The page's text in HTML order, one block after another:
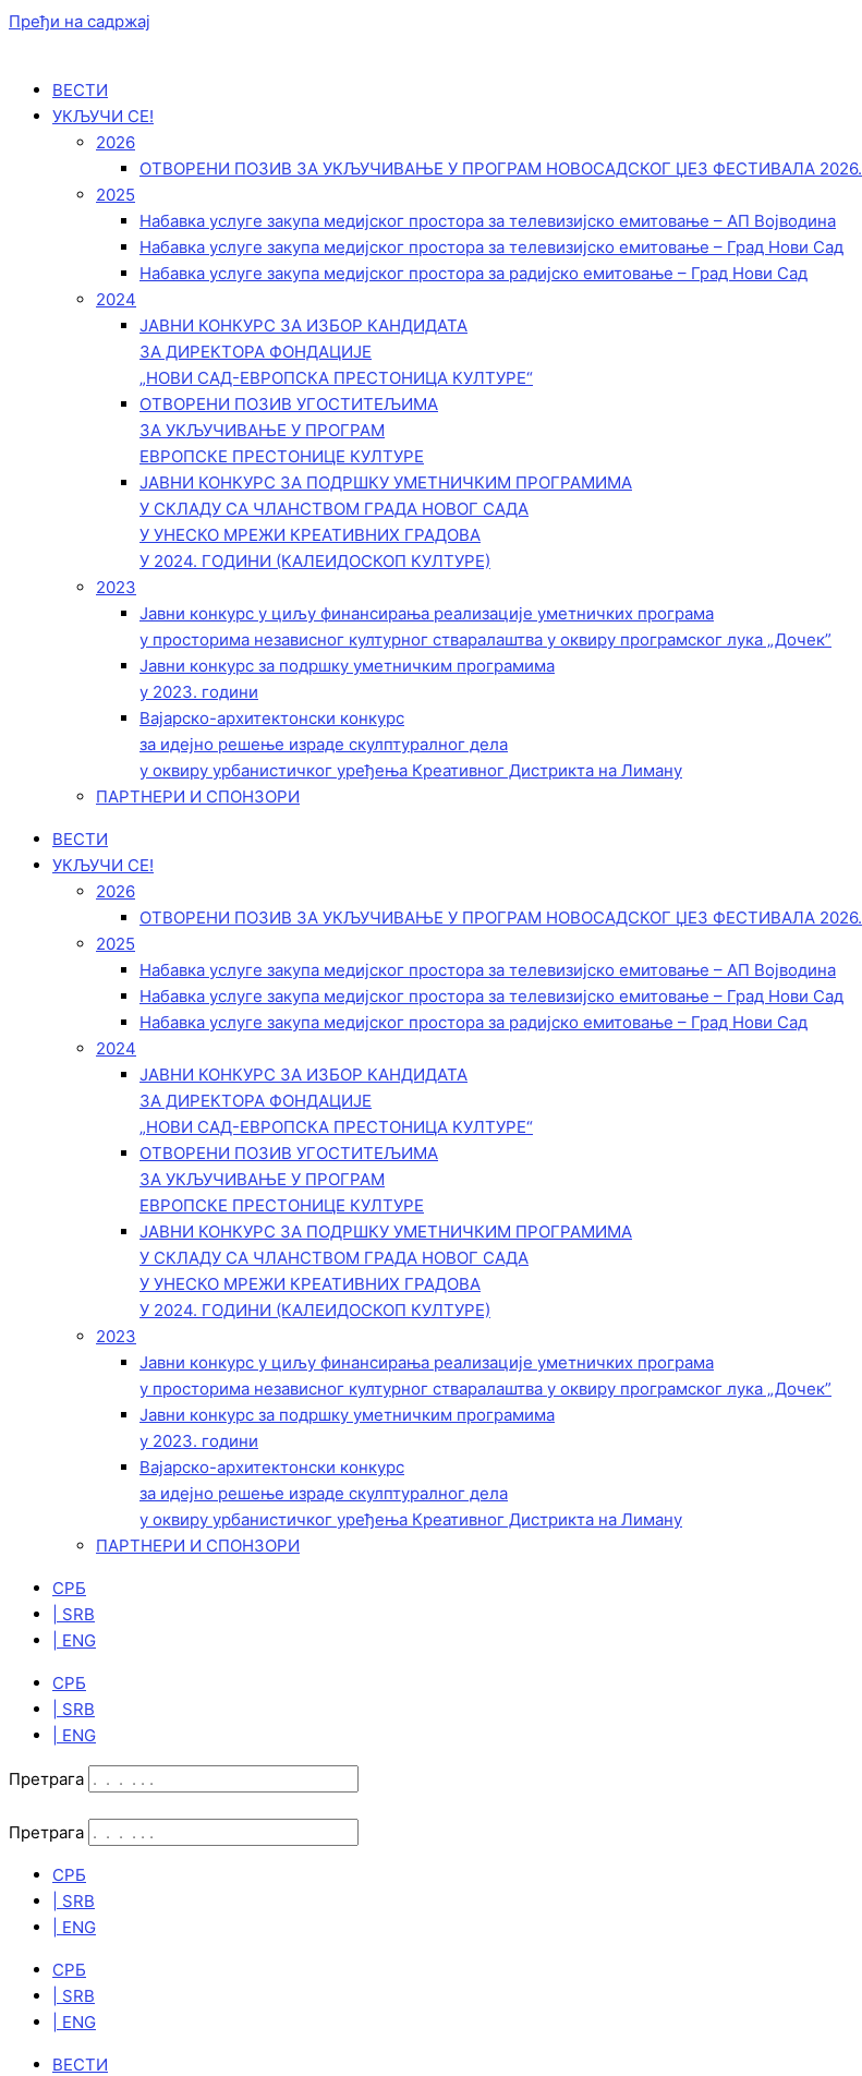
Пређи на садржај
ВЕСТИ
УКЉУЧИ СЕ!
2026
ОТВОРЕНИ ПОЗИВ ЗА УКЉУЧИВАЊЕ У ПРОГРАМ НОВОСАДСКОГ ЏЕЗ ФЕСТИВАЛА 2026.
2025
Набавка услуге закупа медијског простора за телевизијско емитовање – АП Војводинa
Набавка услуге закупа медијског простора за телевизијско емитовање – Град Нови Сад
Набавка услуге закупа медијског простора за радијско емитовање – Град Нови Сад
2024
ЈАВНИ КОНКУРС ЗА ИЗБОР КАНДИДАТА
ЗА ДИРЕКТОРА ФОНДАЦИЈЕ
„НОВИ САД-ЕВРОПСКА ПРЕСТОНИЦА КУЛТУРЕ“
ОТВОРЕНИ ПОЗИВ УГОСТИТЕЉИМА
ЗА УКЉУЧИВАЊЕ У ПРОГРАМ
ЕВРОПСКЕ ПРЕСТОНИЦЕ КУЛТУРЕ
ЈАВНИ КОНКУРС ЗА ПОДРШКУ УМЕТНИЧКИМ ПРОГРАМИМА
У СКЛАДУ СА ЧЛАНСТВОМ ГРАДА НОВОГ САДА
У УНЕСКО МРЕЖИ КРЕАТИВНИХ ГРАДОВА
У 2024. ГОДИНИ (КАЛЕИДОСКОП КУЛТУРЕ)
2023
Јавни конкурс у циљу финансирања реализације уметничких програма
у просторима независног културног стваралаштва у оквиру програмског лука „Дочек”
Јавни конкурс за подршку уметничким програмима
у 2023. години
Вајарско-архитектонски конкурс
за идејно решење израде скулптуралног дела
у оквиру урбанистичког уређења Креативног Дистрикта на Лиману
ПАРТНЕРИ И СПОНЗОРИ
ВЕСТИ
УКЉУЧИ СЕ!
2026
ОТВОРЕНИ ПОЗИВ ЗА УКЉУЧИВАЊЕ У ПРОГРАМ НОВОСАДСКОГ ЏЕЗ ФЕСТИВАЛА 2026.
2025
Набавка услуге закупа медијског простора за телевизијско емитовање – АП Војводинa
Набавка услуге закупа медијског простора за телевизијско емитовање – Град Нови Сад
Набавка услуге закупа медијског простора за радијско емитовање – Град Нови Сад
2024
ЈАВНИ КОНКУРС ЗА ИЗБОР КАНДИДАТА
ЗА ДИРЕКТОРА ФОНДАЦИЈЕ
„НОВИ САД-ЕВРОПСКА ПРЕСТОНИЦА КУЛТУРЕ“
ОТВОРЕНИ ПОЗИВ УГОСТИТЕЉИМА
ЗА УКЉУЧИВАЊЕ У ПРОГРАМ
ЕВРОПСКЕ ПРЕСТОНИЦЕ КУЛТУРЕ
ЈАВНИ КОНКУРС ЗА ПОДРШКУ УМЕТНИЧКИМ ПРОГРАМИМА
У СКЛАДУ СА ЧЛАНСТВОМ ГРАДА НОВОГ САДА
У УНЕСКО МРЕЖИ КРЕАТИВНИХ ГРАДОВА
У 2024. ГОДИНИ (КАЛЕИДОСКОП КУЛТУРЕ)
2023
Јавни конкурс у циљу финансирања реализације уметничких програма
у просторима независног културног стваралаштва у оквиру програмског лука „Дочек”
Јавни конкурс за подршку уметничким програмима
у 2023. години
Вајарско-архитектонски конкурс
за идејно решење израде скулптуралног дела
у оквиру урбанистичког уређења Креативног Дистрикта на Лиману
ПАРТНЕРИ И СПОНЗОРИ
СРБ
| SRB
| ENG
СРБ
| SRB
| ENG
Претрага
Претрага
СРБ
| SRB
| ENG
СРБ
| SRB
| ENG
ВЕСТИ